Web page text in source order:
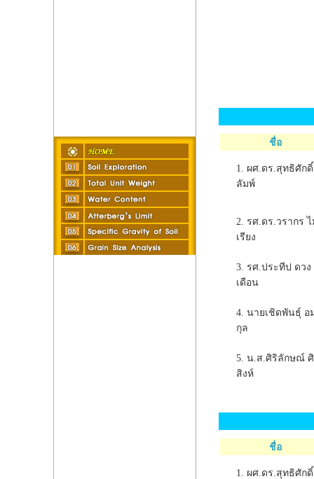
ชื่อ
1. ผศ.ดร.สุทธิศัก
ลัมพ์
2. รศ.ดร.วรากร
เรียง
3. รศ.ประทีป ดวง
เดือน
4. นายเชิดพันธุ์ อ
กุล
5. น.ส.ศิริลักษณ์
สิงห์
ชื่อ
1. ผศ.ดร.สุทธิศัก